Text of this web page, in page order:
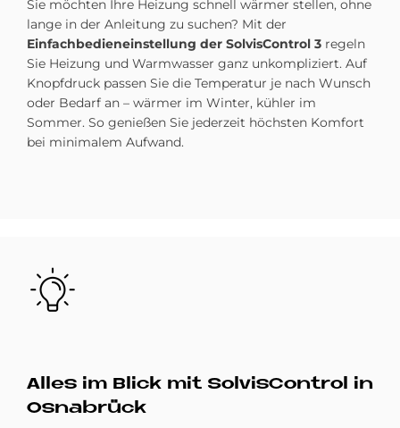
Sie möchten Ihre Heizung schnell wärmer stellen, ohne
lange in der Anleitung zu suchen? Mit der
Einfachbedieneinstellung der SolvisControl 3 regeln
Sie Heizung und Warmwasser ganz unkompliziert. Auf
Knopfdruck passen Sie die Temperatur je nach Wunsch
oder Bedarf an – wärmer im Winter, kühler im
Sommer. So genießen Sie jederzeit höchsten Komfort
bei minimalem Aufwand.
Bild
Al­les im Bli­ck mit Sol­vis­Con­trol in
Os­na­brück